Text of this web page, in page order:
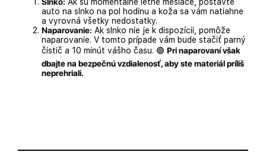
auto na slnko na pol hodinu a koža sa vám natiahne
a vyrovná všetky nedostatky.
Naparovanie: Ak slnko nie je k dispozícii, pomôže
naparovanie. V tomto prípade vám bude stačiť parný
čistič a 10 minút vášho času. 🟢 Pri naparovaní však
dbajte na bezpečnú vzdialenosť, aby ste materiál príliš
neprehriali.